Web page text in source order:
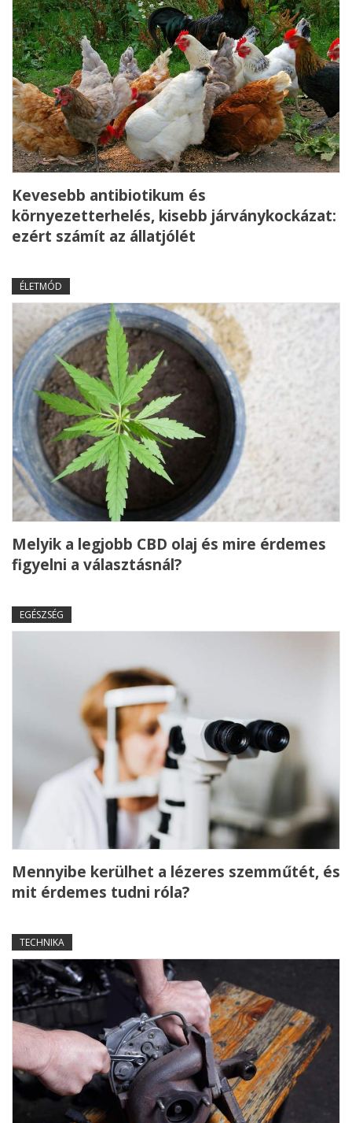
Kevesebb antibiotikum és
környezetterhelés, kisebb járványkockázat:
ezért számít az állatjólét
ÉLETMÓD
Melyik a legjobb CBD olaj és mire érdemes
figyelni a választásnál?
EGÉSZSÉG
Mennyibe kerülhet a lézeres szemműtét, és
mit érdemes tudni róla?
TECHNIKA